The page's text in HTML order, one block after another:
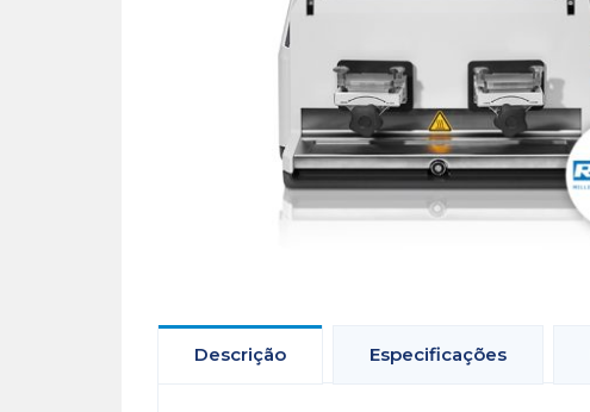
Descrição Especificações